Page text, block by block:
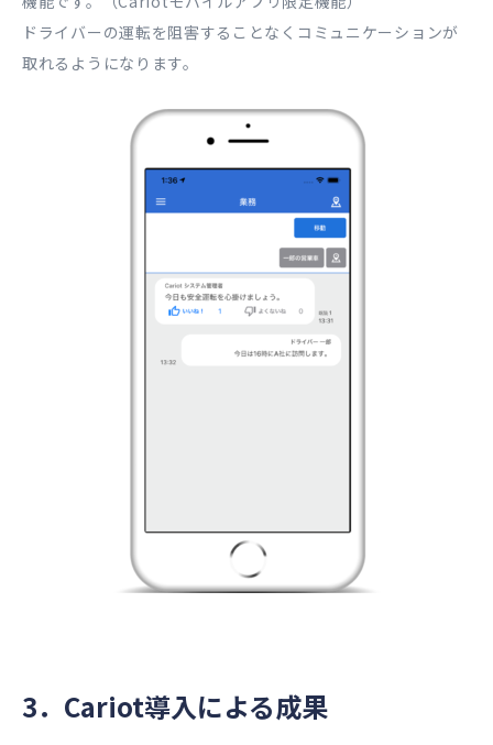
ドライバーの運転を阻害することなくコミュニケーションが
取れるようになります。
3．Cariot導入による成果